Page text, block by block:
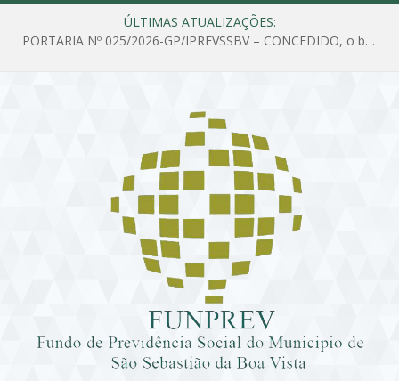
ÚLTIMAS ATUALIZAÇÕES:
PORTARIA Nº 025/2026-GP/IPREVSSBV – CONCEDIDO, o benefício de PENSÃO a MARIA ESTELA DOS SANTOS SOUZA